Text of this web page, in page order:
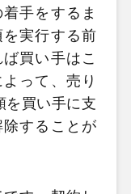
手をするま
実行する前
買い手はこ
って、売り
を買い手に支
することが